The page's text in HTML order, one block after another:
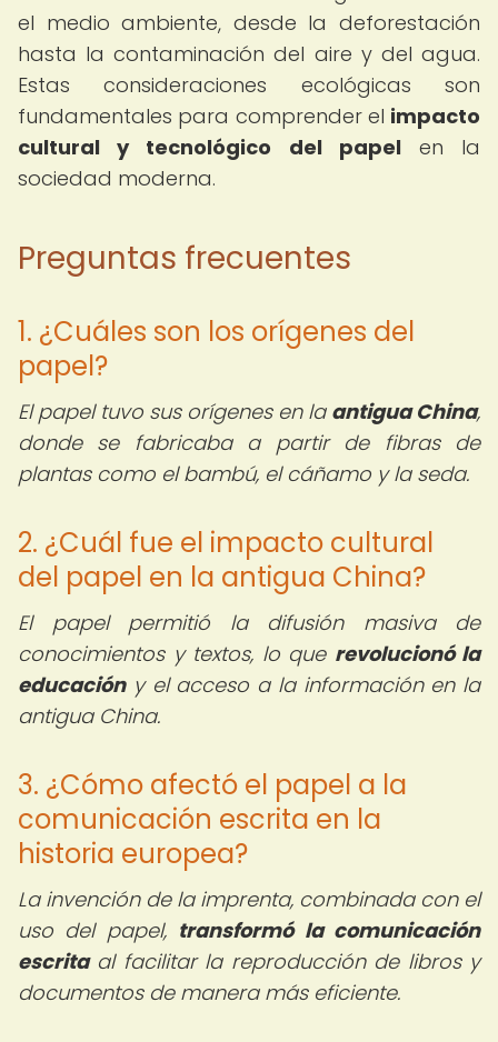
el medio ambiente, desde la deforestación
hasta la contaminación del aire y del agua.
Estas consideraciones ecológicas son
fundamentales para comprender el impacto
cultural y tecnológico del papelen la
sociedad moderna.
Preguntas frecuentes
1. ¿Cuáles son los orígenes del
papel?
El papel tuvo sus orígenes en la antigua China,
donde se fabricaba a partir de fibras de
plantas como el bambú, el cáñamo y la seda.
2. ¿Cuál fue el impacto cultural
del papel en la antigua China?
El papel permitió la difusión masiva de
conocimientos y textos, lo que revolucionó la
educacióny el acceso a la información en la
antigua China.
3. ¿Cómo afectó el papel a la
comunicación escrita en la
historia europea?
La invención de la imprenta, combinada con el
uso del papel, transformó la comunicación
escritaal facilitar la reproducción de libros y
documentos de manera más eficiente.